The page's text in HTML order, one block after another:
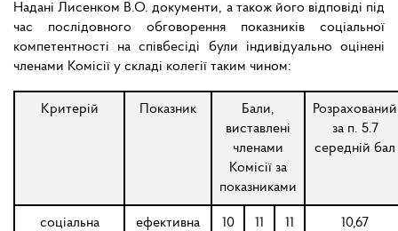
Надані Лисенком В.О. документи, а також його відповіді під
час послідовного обговорення показників соціальної
компетентності на співбесіді були індивідуально оцінені
членами Комісії у складі колегії таким чином:
Критерій Показник
Бали,
виставлені
членами
Комісії за
показниками
Розрахований
за п. 5.7
середній бал
соціальна ефективна 10 11 11 10,67